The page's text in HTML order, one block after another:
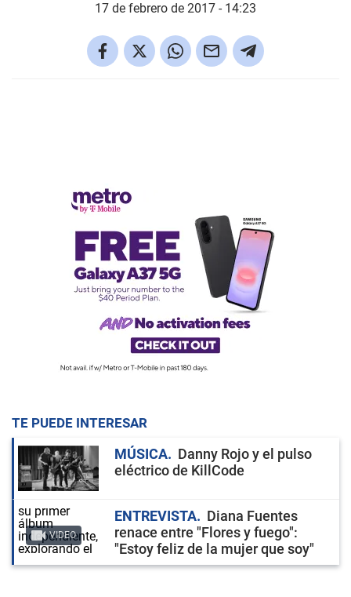
17 de febrero de 2017 - 14:23
TE PUEDE INTERESAR
MÚSICA
Danny Rojo y el pulso
eléctrico de KillCode
VIDEO
ENTREVISTA
Diana Fuentes
renace entre "Flores y fuego":
"Estoy feliz de la mujer que soy"